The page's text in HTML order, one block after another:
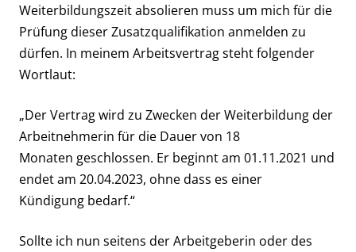
Weiterbildungszeit absolieren muss um mich für die
Prüfung dieser Zusatzqualifikation anmelden zu
dürfen. In meinem Arbeitsvertrag steht folgender
Wortlaut:
„Der Vertrag wird zu Zwecken der Weiterbildung der
Arbeitnehmerin für die Dauer von 18
Monaten geschlossen. Er beginnt am 01.11.2021 und
endet am 20.04.2023, ohne dass es einer
Kündigung bedarf.“
Sollte ich nun seitens der Arbeitgeberin oder des